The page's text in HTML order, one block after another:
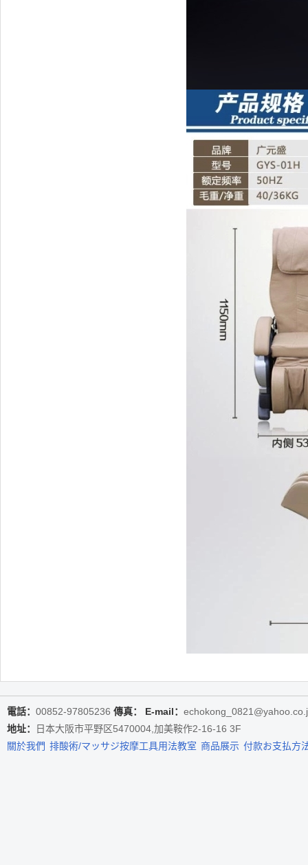
電話： 00852-97805236 傳真： E-mail：
地址：
日本大阪市平野区5470004,加美鞍作2-16-16 3F
關於我們 排酸術/マッサジ按摩工具用法教室 商品展示 付款お支払方